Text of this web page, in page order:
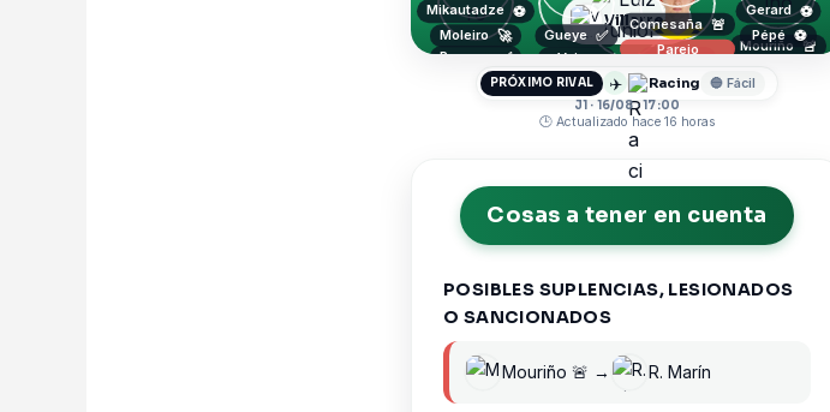
Luiz Junior
Romero ✅ Veiga Pau
Mouriño 🚨
Moleiro 🚀 Gueye ✅
Comesaña 🚨
Parejo
Pépé ⚽
Mikautadze ⚽ Gerard ⚽
Villarreal
PRÓXIMO RIVAL ✈️ Racing 🔵 Fácil
J1 · 16/08 · 17:00
🕒 Actualizado hace 16 horas
Cosas a tener en cuenta
POSIBLES SUPLENCIAS, LESIONADOS
O SANCIONADOS
Mouriño 🚨 → R. Marín